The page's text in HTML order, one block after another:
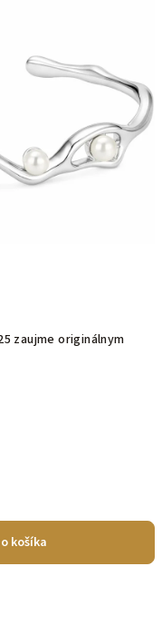
zaujme originálnym
košíka